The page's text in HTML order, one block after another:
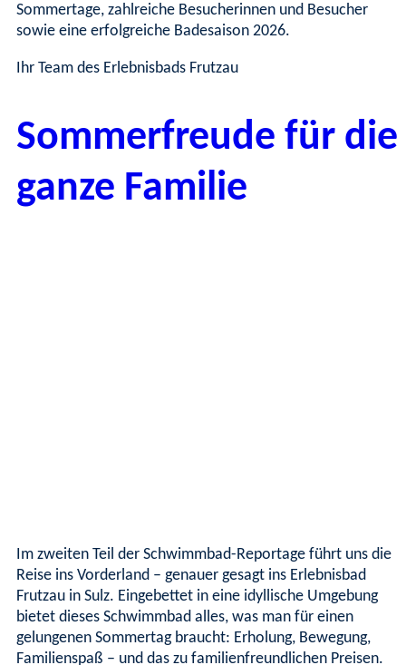
Sommertage, zahlreiche Besucherinnen und Besucher
sowie eine erfolgreiche Badesaison 2026.
Ihr Team des Erlebnisbads Frutzau
Sommerfreude für die
ganze Familie
Im zweiten Teil der Schwimmbad-Reportage führt uns die
Reise ins Vorderland – genauer gesagt ins Erlebnisbad
Frutzau in Sulz. Eingebettet in eine idyllische Umgebung
bietet dieses Schwimmbad alles, was man für einen
gelungenen Sommertag braucht: Erholung, Bewegung,
Familienspaß – und das zu familienfreundlichen Preisen.